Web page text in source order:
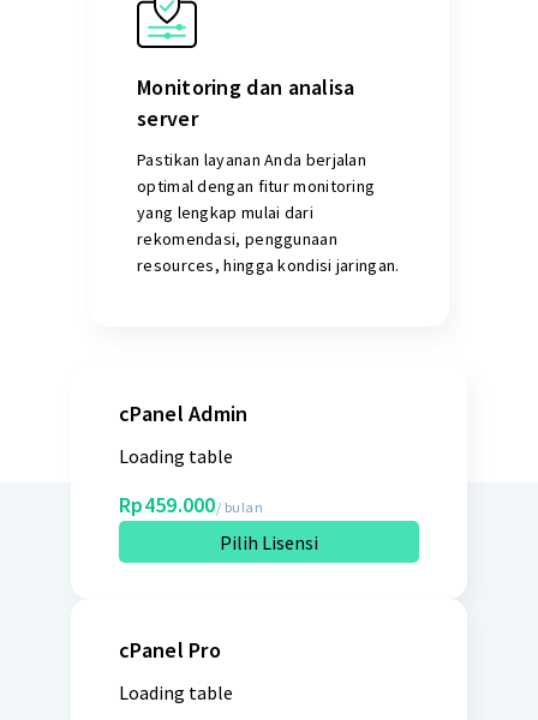
Monitoring dan analisa
server
Pastikan layanan Anda berjalan
optimal dengan fitur monitoring
yang lengkap mulai dari
rekomendasi, penggunaan
resources, hingga kondisi jaringan.
cPanel Admin
Loading table
Rp459.000/ bulan
Pilih Lisensi
cPanel Pro
Loading table